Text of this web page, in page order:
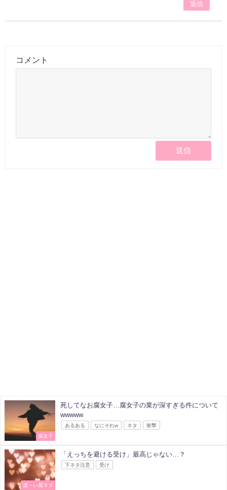
返信
コメント
腐女子
死してなお腐女子…腐女子の業が深すぎる件について
wwwww
あるある なにそれw ネタ 衝撃
濃～い腐ネタ
「えっちを避ける受け」最高じゃない…？
下ネタ注意 受け